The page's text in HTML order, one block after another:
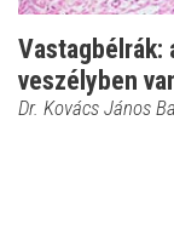
Vastagbélrák:
veszélyben
Dr. Kovács János